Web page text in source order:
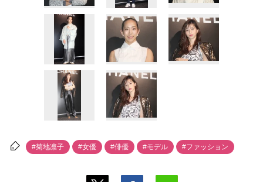
#菊地凛子 #女優 #俳優 #モデル #ファッション